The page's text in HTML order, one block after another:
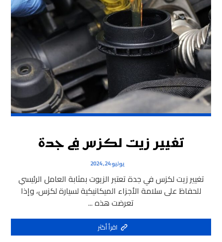
تغيير زيت لكزس في جدة
يوليو 24, 2024
تغيير زيت لكزس في جدة تعتبر الزيوت بمثابة العامل الرئيسي
للحفاظ على سلامة الأجزاء الميكانيكية لسيارة لكزس، وإذا
تعرضت هذه ...
اقرأ أكثر